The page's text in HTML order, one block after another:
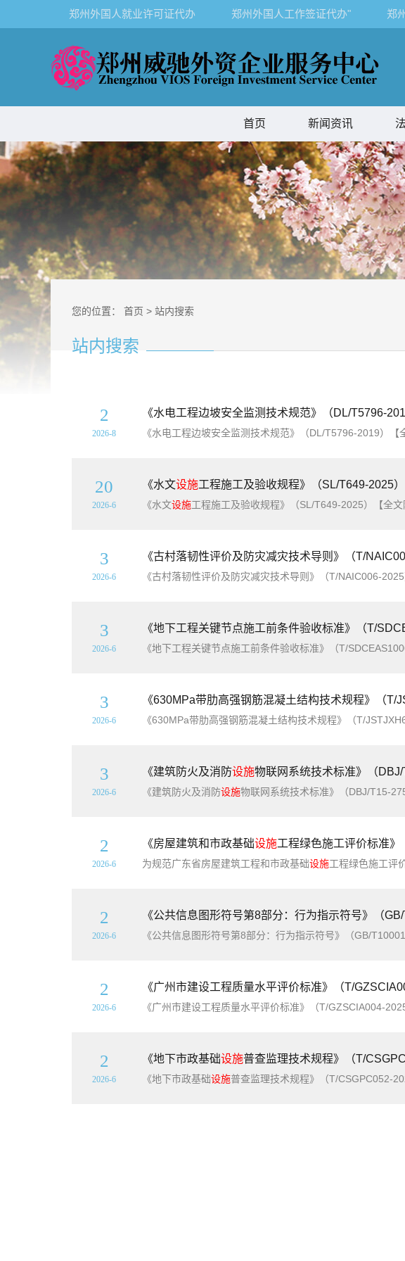
郑州外国人就业许可证代办 郑州外国人工作签证代办" 郑
首页 新闻资讯
您的位置： 首页 > 站内搜索
站内搜索
2
2026-8
《水电工程边坡安全监测技术规范》（DL/T5796-
20
2026-6
《水文设施工程施工及验收规程》（SL/T649-2025
《水文设施工程施工及验收规程》（SL/T649-2025）【全文附高清无水印PDF+可编辑Word版
3
2026-6
《古村落韧性评价及防灾减灾技术导则》（T/
3
2026-6
《地下工程关键节点施工前条件验收标准》（T/
3
2026-6
《630MPa带肋高强钢筋混凝土结构技术规程》（T/
3
2026-6
《建筑防火及消防设施物联网系统技术标准》（
《建筑防火及消防设施物联网系统技术标准》（DBJ/T15-275-2025）【广东省工程建设标
2
2026-6
《房屋建筑和市政基础设施工程绿色施工评价标准》
为规范广东省房屋建筑工程和市政基础设施工程绿色施工评价方法，
2
2026-6
《公共信息图形符号第8部分：行为指示符号》（
2
2026-6
《广州市建设工程质量水平评价标准》（T/
2
2026-6
《地下市政基础设施普查监理技术规程》（T/
《地下市政基础设施普查监理技术规程》（T/CSGPC052-